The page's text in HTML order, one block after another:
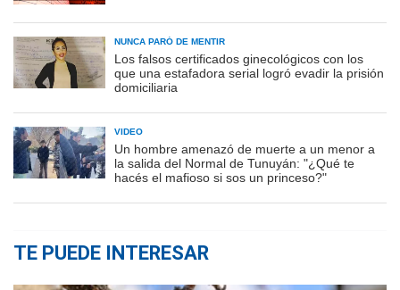
NUNCA PARÓ DE MENTIR
Los falsos certificados ginecológicos con los
que una estafadora serial logró evadir la prisión
domiciliaria
VIDEO
Un hombre amenazó de muerte a un menor a
la salida del Normal de Tunuyán: "¿Qué te
hacés el mafioso si sos un princeso?"
TE PUEDE INTERESAR